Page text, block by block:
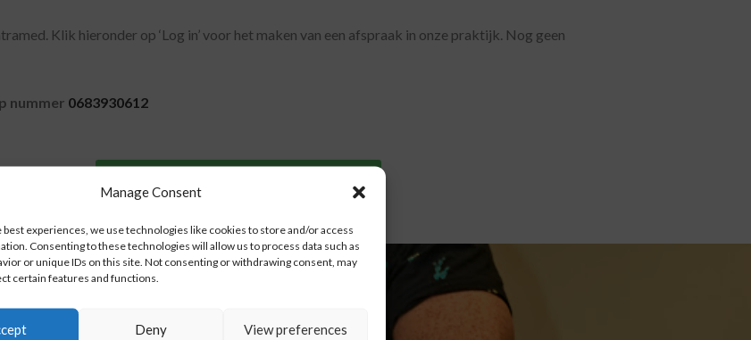
Manage Consent
best experiences, we use technologies like cookies to store and/or access
Consenting to these technologies will allow us to process data such as
or unique IDs on this site. Not consenting or withdrawing consent, may
certain features and functions.
Deny View preferences
Klik hieronder op ‘Log in’ voor het maken van een afspraak in onze praktijk. Nog geen
nummer 0683930612